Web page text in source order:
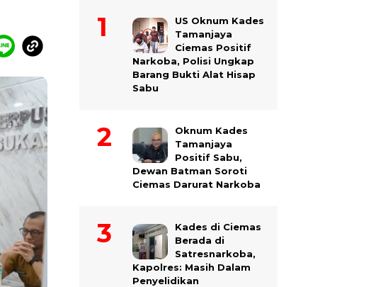
US Oknum Kades
Tamanjaya
Ciemas Positif
Narkoba, Polisi Ungkap
Barang Bukti Alat Hisap
Sabu
Oknum Kades
Tamanjaya
Positif Sabu,
Dewan Batman Soroti
Ciemas Darurat Narkoba
Kades di Ciemas
Berada di
Satresnarkoba,
Kapolres: Masih Dalam
Penyelidikan